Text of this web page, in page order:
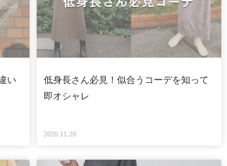
い
低身長さん必見！似合うコーデを知って
即オシャレ
2020.11.20